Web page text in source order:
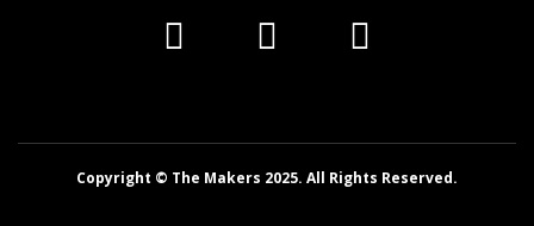
Copyright © The Makers 2025. All Rights Reserved.